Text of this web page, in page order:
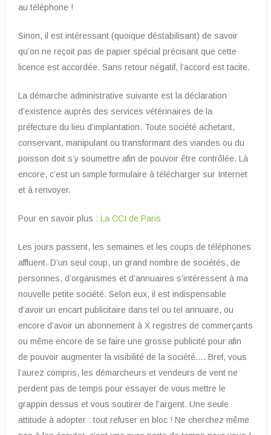
au téléphone !
Sinon, il est intéressant (quoique déstabilisant) de savoir
qu’on ne reçoit pas de papier spécial précisant que cette
licence est accordée. Sans retour négatif, l’accord est tacite.
La démarche administrative suivante est la déclaration
d’existence auprès des services vétérinaires de la
préfecture du lieu d’implantation. Toute société achetant,
conservant, manipulant ou transformant des viandes ou du
poisson doit s’y soumettre afin de pouvoir être contrôlée. Là
encore, c’est un simple formulaire à télécharger sur Internet
et à renvoyer.
Pour en savoir plus : La CCI de Paris
Les jours passent, les semaines et les coups de téléphones
affluent. D’un seul coup, un grand nombre de sociétés, de
personnes, d’organismes et d’annuaires s’intéressent à ma
nouvelle petite société. Selon eux, il est indispensable
d’avoir un encart publicitaire dans tel ou tel annuaire, ou
encore d’avoir un abonnement à X registres de commerçants
ou même encore de se faire une grosse publicité pour afin
de pouvoir augmenter la visibilité de la société…. Bref, vous
l’aurez compris, les démarcheurs et vendeurs de vent ne
perdent pas de temps pour essayer de vous mettre le
grappin dessus et vous soutirer de l’argent. Une seule
attitude à adopter : tout refuser en bloc ! Ne cherchez même